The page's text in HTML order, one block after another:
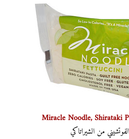
Miracle Noodle, Shirataki
من الشيراتاكي